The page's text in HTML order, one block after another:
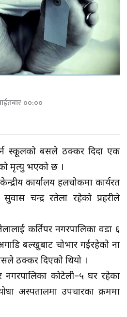
००:००
स्कूलको बसले ठक्कर दिदा एक
मृत्यु भएको छ ।
कार्यालय हलचोकमा कार्यरत
सुवास चन्द्र रतेला रहेको प्रहरीले
कीर्तिपर नगरपालिका वडा ६
बल्खुबाट चोभार गईरहेको ना
ठक्कर दिएको थियो ।
नगरपालिका कोटेली–५ घर रहेका
अस्पतालमा उपचारका क्रममा